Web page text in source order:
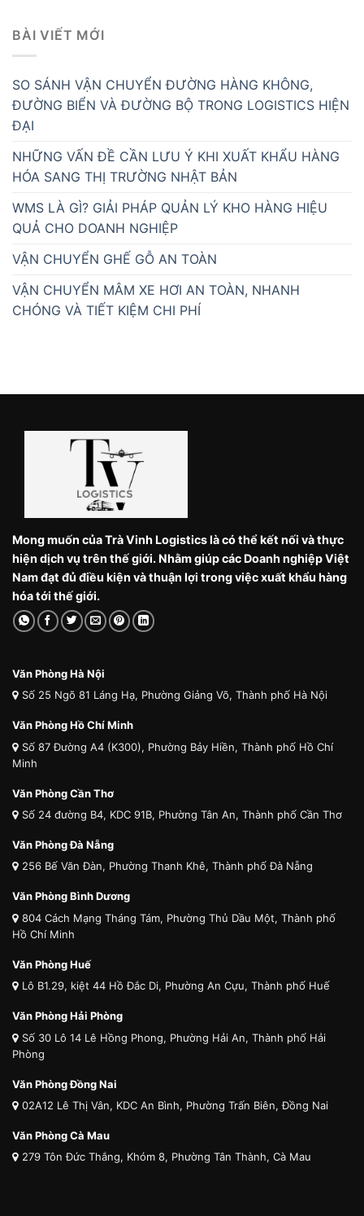
BÀI VIẾT MỚI
SO SÁNH VẬN CHUYỂN ĐƯỜNG HÀNG KHÔNG,
ĐƯỜNG BIỂN VÀ ĐƯỜNG BỘ TRONG LOGISTICS HIỆN
ĐẠI
NHỮNG VẤN ĐỀ CẦN LƯU Ý KHI XUẤT KHẨU HÀNG
HÓA SANG THỊ TRƯỜNG NHẬT BẢN
WMS LÀ GÌ? GIẢI PHÁP QUẢN LÝ KHO HÀNG HIỆU
QUẢ CHO DOANH NGHIỆP
VẬN CHUYỂN GHẾ GỖ AN TOÀN
VẬN CHUYỂN MÂM XE HƠI AN TOÀN, NHANH
CHÓNG VÀ TIẾT KIỆM CHI PHÍ
Mong muốn của Trà Vinh Logistics là có thể kết nối và thực
hiện dịch vụ trên thế giới. Nhằm giúp các Doanh nghiệp Việt
Nam đạt đủ điều kiện và thuận lợi trong việc xuất khẩu hàng
hóa tới thế giới.
Văn Phòng Hà Nội
Số 25 Ngõ 81 Láng Hạ, Phường Giảng Võ, Thành phố Hà Nội
Văn Phòng Hồ Chí Minh
Số 87 Đường A4 (K300), Phường Bảy Hiền, Thành phố Hồ Chí
Minh
Văn Phòng Cần Thơ
Số 24 đường B4, KDC 91B, Phường Tân An, Thành phố Cần Thơ
Văn Phòng Đà Nẵng
256 Bế Văn Đàn, Phường Thanh Khê, Thành phố Đà Nẵng
Văn Phòng Bình Dương
804 Cách Mạng Tháng Tám, Phường Thủ Dầu Một, Thành phố
Hồ Chí Minh
Văn Phòng Huế
Lô B1.29, kiệt 44 Hồ Đắc Di, Phường An Cựu, Thành phố Huế
Văn Phòng Hải Phòng
Số 30 Lô 14 Lê Hồng Phong, Phường Hải An, Thành phố Hải
Phòng
Văn Phòng Đồng Nai
02A12 Lê Thị Vân, KDC An Bình, Phường Trấn Biên, Đồng Nai
Văn Phòng Cà Mau
279 Tôn Đức Thắng, Khóm 8, Phường Tân Thành, Cà Mau